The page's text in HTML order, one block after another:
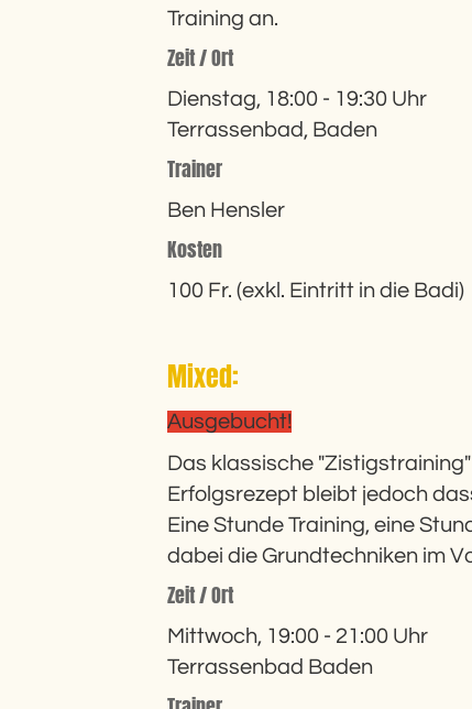
Training an.
Zeit / Ort
Dienstag, 18:00 - 19:30 Uhr
Terrassenbad, Baden
Trainer
Ben Hensler
Kosten
100 Fr. (exkl. Eintritt in die Badi)
Mixed:
Ausgebucht!
Das klassische
Erfolgsrezept bleibt jedoch
Eine Stunde Training, eine
dabei die Grundtechniken im
Zeit / Ort
Mittwoch, 19:00 - 21:00 Uhr
Terrassenbad Baden